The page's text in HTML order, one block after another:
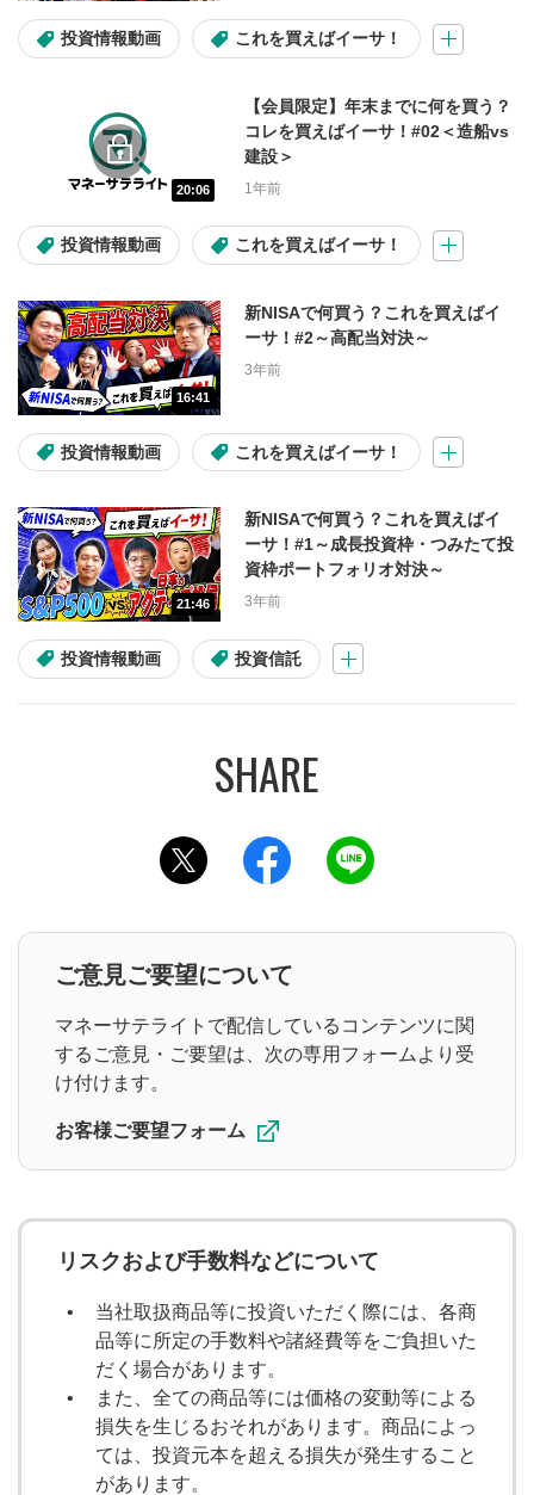
米国株(コラム) マーケット情報
初級～上級 中級～上級
投資テーマ・材料
高配当 割安株 IPO
自社株買い 決算
アクティビスト
動画の種類
市況・全体相場 速報
注目・人気動画
シリーズ
トシゴロ 大山季之の米国株コラム
大山季之の週間マーケットUPDATE
窪田朋一郎 大山季之
海老澤界 鈴木翔 kenmo
武藤正樹
投資情報動画 これを買えばイーサ！
20:06
【会員限定】年末までに何を買う？
コレを買えばイーサ！#02＜造船vs
建設＞
1年前
投資情報動画 これを買えばイーサ！
16:41
新NISAで何買う？これを買えばイ
ーサ！#2～高配当対決～
3年前
投資情報動画 これを買えばイーサ！
21:46
新NISAで何買う？これを買えばイ
ーサ！#1～成長投資枠・つみたて投
資枠ポートフォリオ対決～
3年前
投資情報動画 投資信託
このページをツイッターでシェアする
このページをフェイスブックでシ
このページをラインで
ご意見ご要望について
マネーサテライトで配信しているコンテンツに関
するご意見・ご要望は、次の専用フォームより受
け付けます。
お客様ご要望フォーム
リスクおよび手数料などについて
当社取扱商品等に投資いただく際には、各商
品等に所定の手数料や諸経費等をご負担いた
だく場合があります。
また、全ての商品等には価格の変動等による
損失を生じるおそれがあります。商品によっ
ては、投資元本を超える損失が発生すること
があります。